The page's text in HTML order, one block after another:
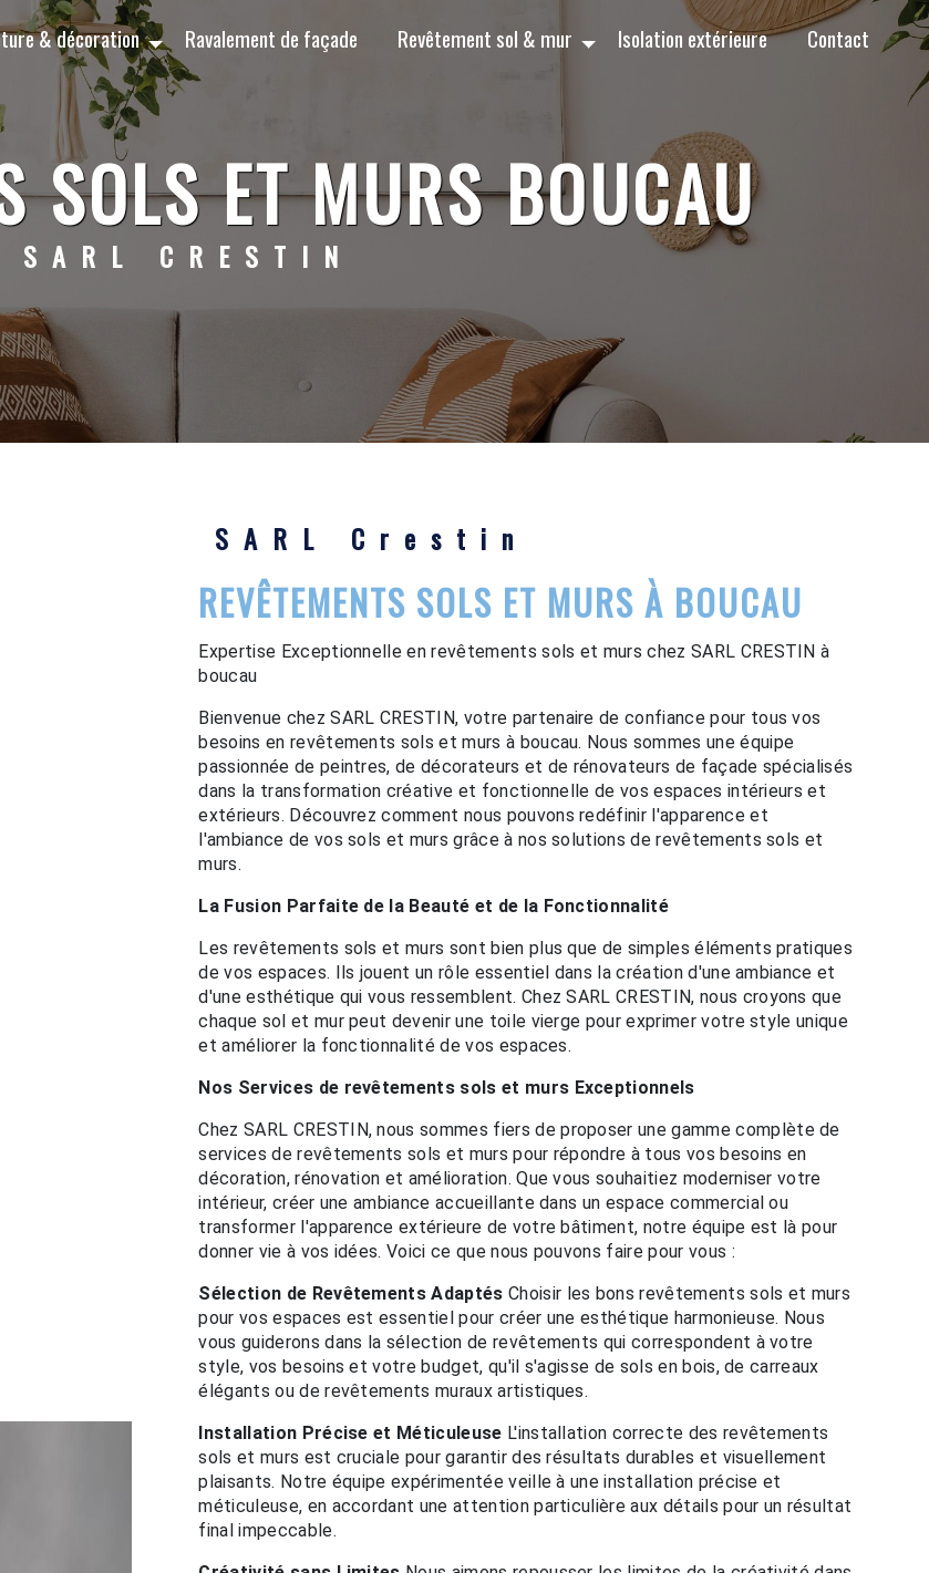
& décoration Ravalement de façade Revêtement sol & mur Isolation extérieure Contact
SOLS ET MURS BOUCAU
SARL CRESTIN
SARL Crestin
REVÊTEMENTS SOLS ET MURS À BOUCAU
Expertise Exceptionnelle en revêtements sols et murs chez SARL CRESTIN à
boucau
Bienvenue chez SARL CRESTIN, votre partenaire de confiance pour tous vos
besoins en revêtements sols et murs à boucau. Nous sommes une équipe
passionnée de peintres, de décorateurs et de rénovateurs de façade spécialisés
dans la transformation créative et fonctionnelle de vos espaces intérieurs et
extérieurs. Découvrez comment nous pouvons redéfinir l'apparence et
l'ambiance de vos sols et murs grâce à nos solutions de revêtements sols et
murs.
La Fusion Parfaite de la Beauté et de la Fonctionnalité
Les revêtements sols et murs sont bien plus que de simples éléments pratiques
de vos espaces. Ils jouent un rôle essentiel dans la création d'une ambiance et
d'une esthétique qui vous ressemblent. Chez SARL CRESTIN, nous croyons que
chaque sol et mur peut devenir une toile vierge pour exprimer votre style unique
et améliorer la fonctionnalité de vos espaces.
Nos Services de revêtements sols et murs Exceptionnels
Chez SARL CRESTIN, nous sommes fiers de proposer une gamme complète de
services de revêtements sols et murs pour répondre à tous vos besoins en
décoration, rénovation et amélioration. Que vous souhaitiez moderniser votre
intérieur, créer une ambiance accueillante dans un espace commercial ou
transformer l'apparence extérieure de votre bâtiment, notre équipe est là pour
donner vie à vos idées. Voici ce que nous pouvons faire pour vous :
Sélection de Revêtements Adaptés Choisir les bons revêtements sols et murs
pour vos espaces est essentiel pour créer une esthétique harmonieuse. Nous
vous guiderons dans la sélection de revêtements qui correspondent à votre
style, vos besoins et votre budget, qu'il s'agisse de sols en bois, de carreaux
élégants ou de revêtements muraux artistiques.
Installation Précise et Méticuleuse L'installation correcte des revêtements
sols et murs est cruciale pour garantir des résultats durables et visuellement
plaisants. Notre équipe expérimentée veille à une installation précise et
méticuleuse, en accordant une attention particulière aux détails pour un résultat
final impeccable.